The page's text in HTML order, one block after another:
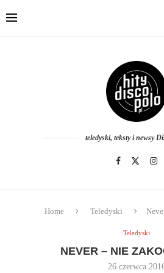
teledyski, teksty i newsy
Home Teledyski
Teledyski
NEVER – NIE
26 czerwca